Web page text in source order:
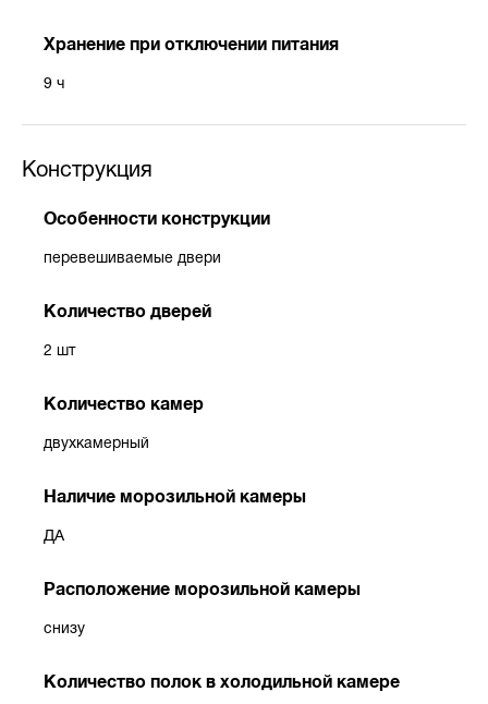
Хранение при отключении питания
9 ч
Конструкция
Особенности конструкции
перевешиваемые двери
Количество дверей
2 шт
Количество камер
двухкамерный
Наличие морозильной камеры
ДА
Расположение морозильной камеры
снизу
Количество полок в холодильной камере